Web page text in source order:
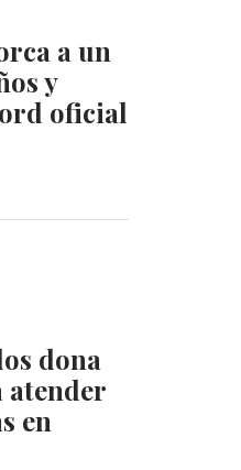
a un
y
oficial
dona
atender
en